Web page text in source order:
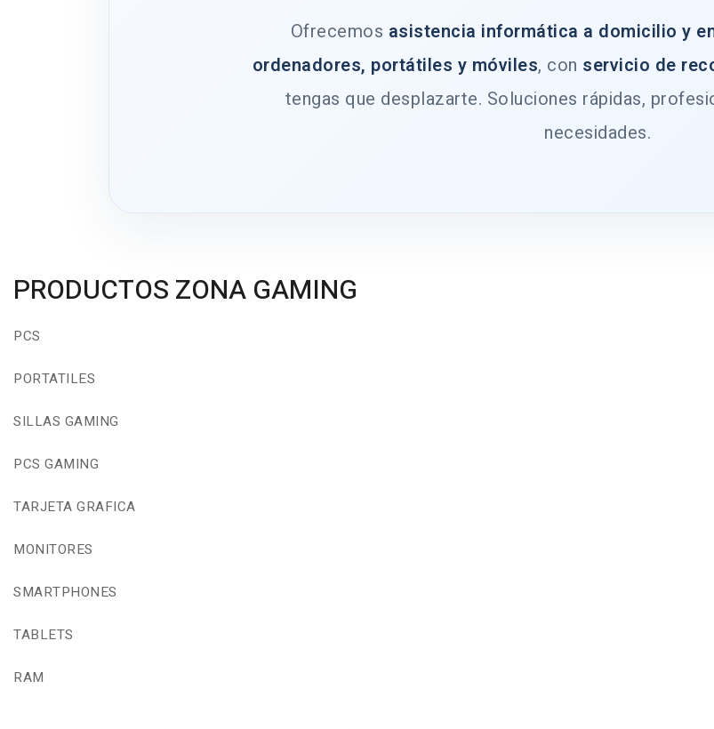
Ofrecemos asistencia informática a domicilio y
ordenadores, portátiles y móviles, con servicio de
tengas que desplazarte. Soluciones rápidas,
necesidades.
PRODUCTOS ZONA GAMING
PCS
PORTATILES
SILLAS GAMING
PCS GAMING
TARJETA GRAFICA
MONITORES
SMARTPHONES
TABLETS
RAM